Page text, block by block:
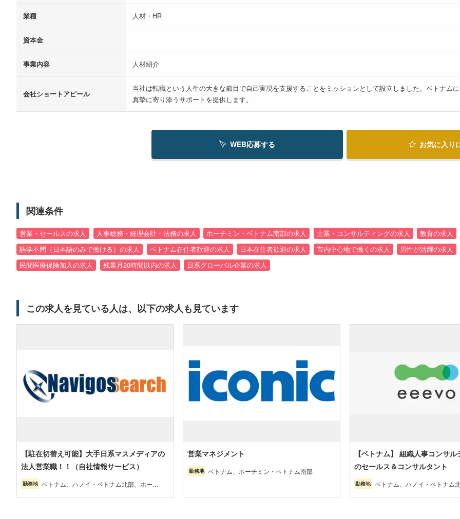
業種 人材・HR
資本金
事業内容 人材紹介
会社ショートアピール
当社は転職という人生の大きな節目で自己実現を支援することをミッションとして設立しました。ベトナム
真摯に寄り添うサポートを提供します。
WEB応募する お気に入り
関連条件
営業・セールスの求人 人事総務・経理会計・法務の求人 ホーチミン・ベトナム南部の求人 士業・コンサルティングの求人
教育の求人
語学不問（日本語のみで働ける）の求人
ベトナム在住者歓迎の求人 日本在住者歓迎の求人 市内中心地で働くの求人
男性が活躍の求人
民間医療保険加入の求人
残業月20時間以内の求人 日系グローバル企業の求人
この求人を見ている人は、以下の求人も見ています
【駐在切替え可能】大手日系マスメディアの
法人営業職！！（自社情報サービス）
勤務地 ベトナム、ハノイ・ベトナム北部、ホーチ
営業マネジメント
勤務地 ベトナム、ホーチミン・ベトナム南部
【ベトナム】 組織人事コンサ
のセールス＆コンサルタント
勤務地 ベトナム、ハノイ・ベトナム